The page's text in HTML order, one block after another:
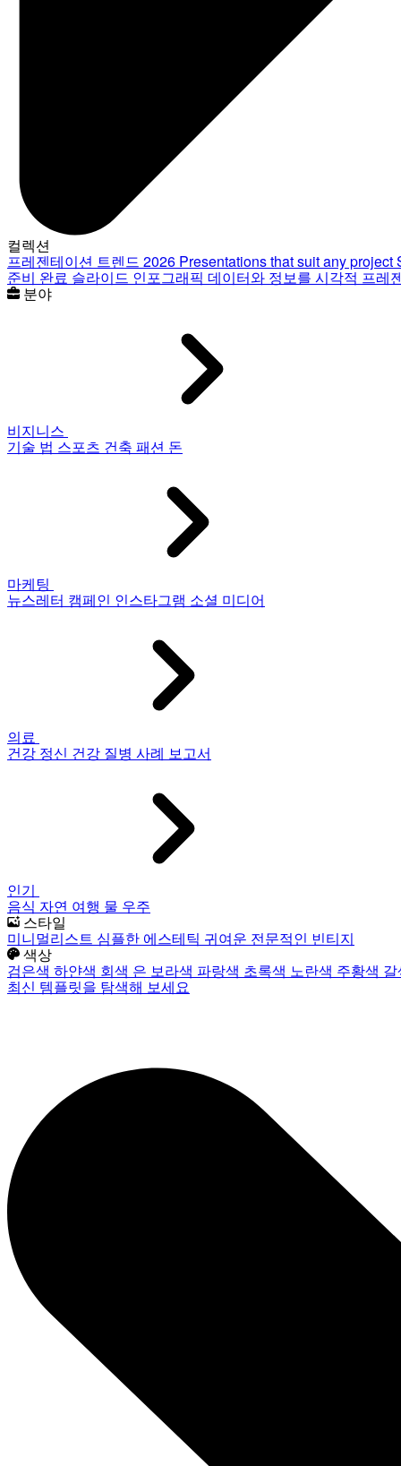
컬렉션
프레젠테이션 트렌드 2026 Presentations that suit any project
준비 완료 슬라이드 인포그래픽 데이터와 정보를 시각적 프레
분야
비지니스
기술 법 스포츠 건축 패션 돈
마케팅
뉴스레터 캠페인 인스타그램 소셜 미디어
의료
건강 정신 건강 질병 사례 보고서
인기
음식 자연 여행 물 우주
스타일
미니멀리스트 심플한 에스테틱 귀여운 전문적인 빈티지
색상
검은색 하얀색 회색 은 보라색 파랑색 초록색 노란색 주황색
최신 템플릿을 탐색해 보세요